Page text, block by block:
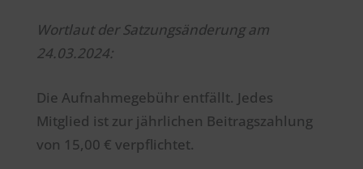
Wortlaut der Satzungsänderung am
24.03.2024:
Die Aufnahmegebühr entfällt. Jedes
Mitglied ist zur jährlichen Beitragszahlung
von 15,00 € verpflichtet.